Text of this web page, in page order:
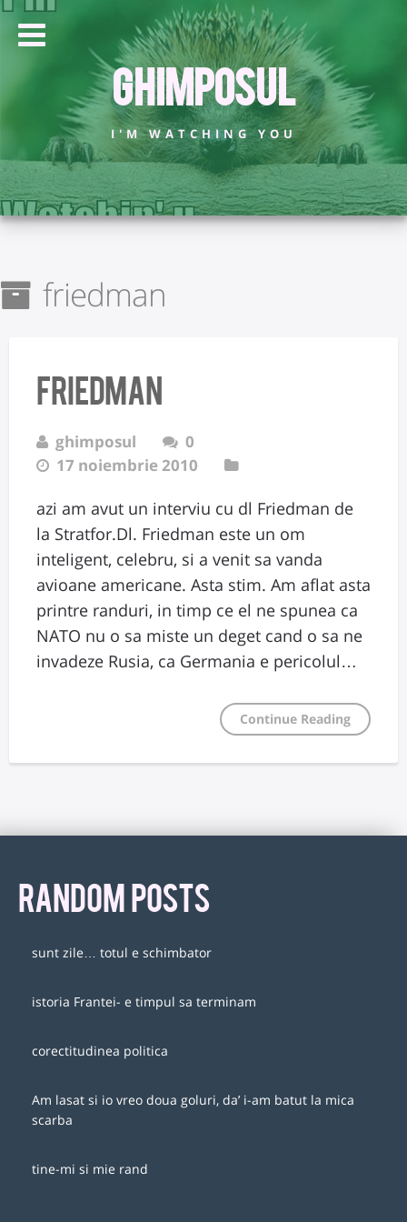
Ghimposul
I'M WATCHING YOU
friedman
friedman
ghimposul
0
17 noiembrie 2010
azi am avut un interviu cu dl Friedman de
la Stratfor.Dl. Friedman este un om
inteligent, celebru, si a venit sa vanda
avioane americane. Asta stim. Am aflat asta
printre randuri, in timp ce el ne spunea ca
NATO nu o sa miste un deget cand o sa ne
invadeze Rusia, ca Germania e pericolul…
Continue Reading
RANDOM POSTS
sunt zile… totul e schimbator
istoria Frantei- e timpul sa terminam
corectitudinea politica
Am lasat si io vreo doua goluri, da’ i-am batut la mica
scarba
tine-mi si mie rand